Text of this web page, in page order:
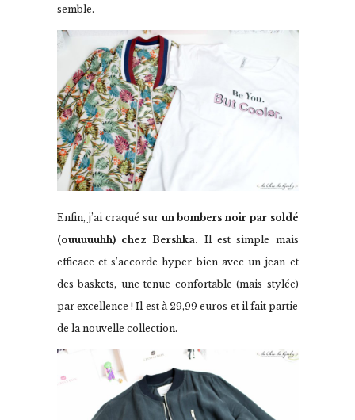
semble.
Enfin, j’ai craqué sur un bombers noir par soldé
(ouuuuuhh) chez Bershka. Il est simple mais
efficace et s’accorde hyper bien avec un jean et
des baskets, une tenue confortable (mais stylée)
par excellence ! Il est à 29,99 euros et il fait partie
de la nouvelle collection.